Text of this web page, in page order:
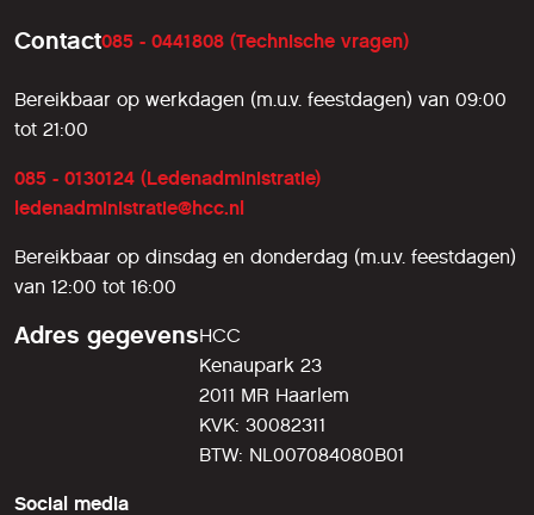
Contact085 - 0441808 (Technische vragen)
Bereikbaar op werkdagen (m.u.v. feestdagen) van 09:00
tot 21:00
085 - 0130124 (Ledenadministratie)
ledenadministratie@hcc.nl
Bereikbaar op dinsdag en donderdag (m.u.v. feestdagen)
van 12:00 tot 16:00
Adres gegevensHCC
Kenaupark 23
2011 MR Haarlem
KVK: 30082311
BTW: NL007084080B01
Social media